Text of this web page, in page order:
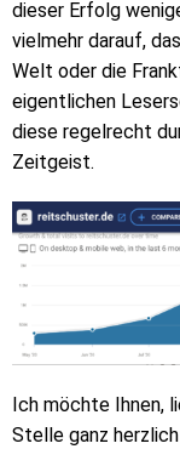
dieser Erfolg
vielmehr darauf,
Welt oder die
eigentlichen
diese regelrecht
Zeitgeist.
Ich möchte Ihnen,
Stelle ganz